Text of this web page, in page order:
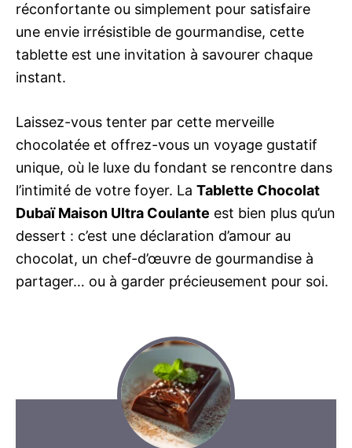
réconfortante ou simplement pour satisfaire
une envie irrésistible de gourmandise, cette
tablette est une invitation à savourer chaque
instant.
Laissez-vous tenter par cette merveille
chocolatée et offrez-vous un voyage gustatif
unique, où le luxe du fondant se rencontre dans
l’intimité de votre foyer. La Tablette Chocolat
Dubaï Maison Ultra Coulante est bien plus qu’un
dessert : c’est une déclaration d’amour au
chocolat, un chef-d’œuvre de gourmandise à
partager… ou à garder précieusement pour soi.